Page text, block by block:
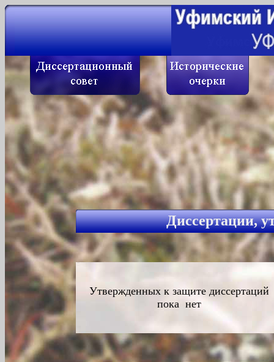
Диссертации,
Утвержденных к защите диссертаций
пока нет